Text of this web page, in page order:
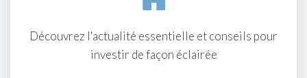
Découvrez l'actualité essentielle et conseils pour
investir de façon éclairée